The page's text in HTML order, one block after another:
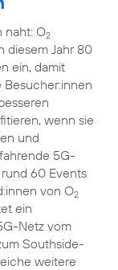
naht: O2
diesem Jahr 80
ein, damit
wenn sie
und
5G-
60 Events
von O2
ein
Netz vom
Southside-
weitere